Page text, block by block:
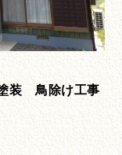
装 鳥除け工事